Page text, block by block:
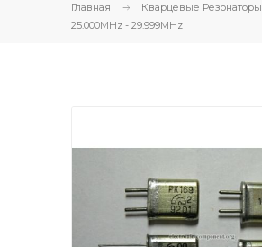
Главная
Кварцевые Резонаторы
25.000MHz - 29.999MHz